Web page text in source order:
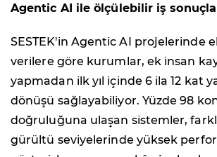
Agentic AI ile ölçülebilir iş
SESTEK'in Agentic AI projelerinde
verilere göre kurumlar, ek insan
yapmadan ilk yıl içinde 6 ila 12 kat
dönüşü sağlayabiliyor. Yüzde 98
doğruluğuna ulaşan sistemler,
gürültü seviyelerinde yüksek